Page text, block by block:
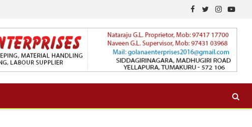
Facebook
TwitterInstagram